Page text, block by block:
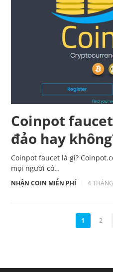
Coinpot
đảo hay
Coinpot faucet là gì?
mọi người có…
NHẬN COIN MIỄN PHÍ 4
1 2